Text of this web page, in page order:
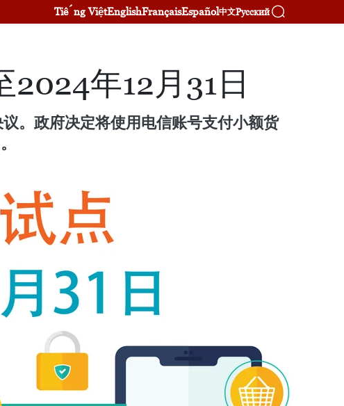
Tiếng ViệtEnglishFrançaisEspañol中文Русский
年12月31日
。政府决定将使用电信账号支付小额货